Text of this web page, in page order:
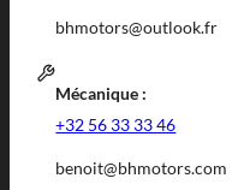
bhmotors@outlook.fr
Mécanique :
+32 56 33 33 46
benoit@bhmotors.com